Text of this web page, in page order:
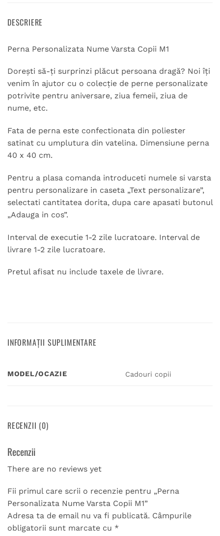
DESCRIERE
Perna Personalizata Nume Varsta Copii M1
Dorești să-ți surprinzi plăcut persoana dragă? Noi îți
venim în ajutor cu o colecție de perne personalizate
potrivite pentru aniversare, ziua femeii, ziua de
nume, etc.
Fata de perna este confectionata din poliester
satinat cu umplutura din vatelina. Dimensiune perna
40 x 40 cm.
Pentru a plasa comanda introduceti numele si varsta
pentru personalizare in caseta „Text personalizare”,
selectati cantitatea dorita, dupa care apasati butonul
„Adauga in cos”.
Interval de executie 1-2 zile lucratoare. Interval de
livrare 1-2 zile lucratoare.
Pretul afisat nu include taxele de livrare.
INFORMAȚII SUPLIMENTARE
MODEL/OCAZIE Cadouri copii
RECENZII (0)
Recenzii
There are no reviews yet
Fii primul care scrii o recenzie pentru „Perna
Personalizata Nume Varsta Copii M1”
Adresa ta de email nu va fi publicată. Câmpurile
obligatorii sunt marcate cu *